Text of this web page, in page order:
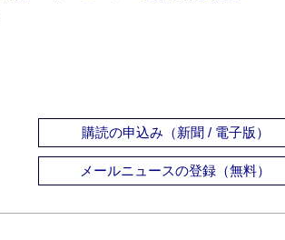
購読の申込み（新聞 / 電子版）
メールニュースの登録（無料）